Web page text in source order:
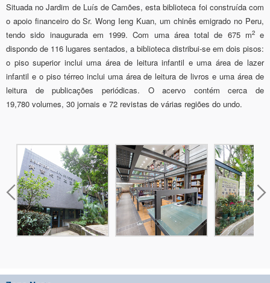
Situada no Jardim de Luís de Camões, esta biblioteca foi construída com
o apoio financeiro do Sr. Wong Ieng Kuan, um chinês emigrado no Peru,
tendo sido inaugurada em 1999. Com uma área total de 675 m2e
dispondo de 116 lugares sentados, a biblioteca distribui-se em dois pisos:
o piso superior inclui uma área de leitura infantil e uma área de lazer
infantil e o piso térreo inclui uma área de leitura de livros e uma área de
leitura de publicações periódicas. O acervo contém cerca de
19,780 volumes, 30 jornais e 72 revistas de várias regiões do undo.